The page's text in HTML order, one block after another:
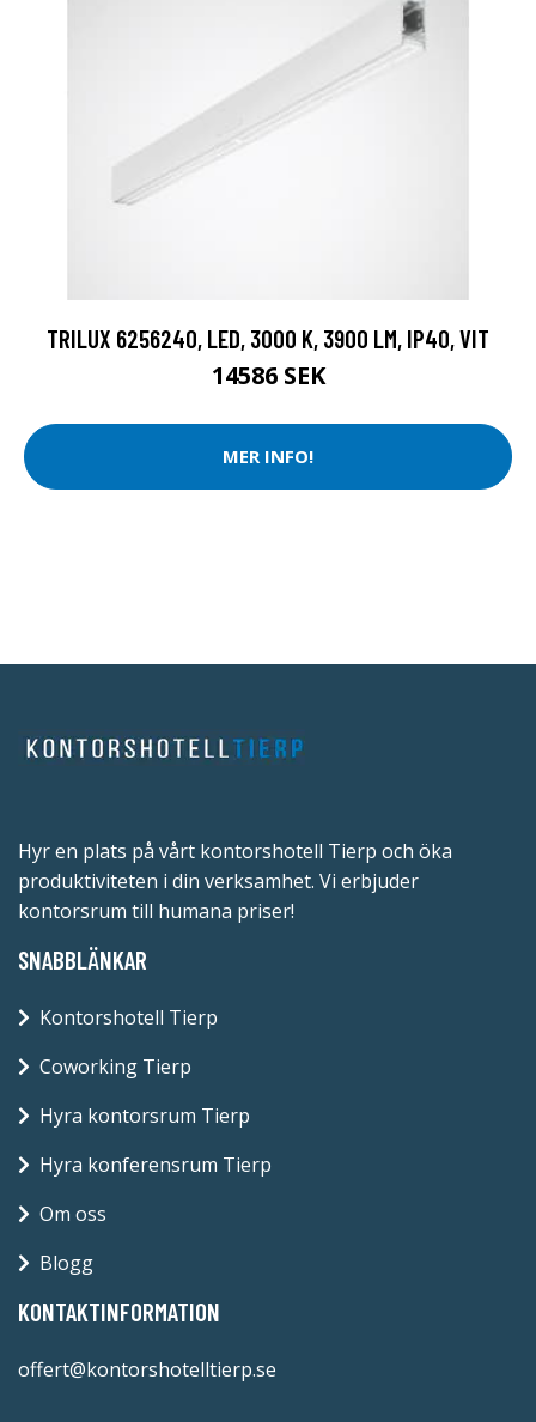
TRILUX 6256240, LED, 3000 K, 3900 LM, IP40, VIT
14586 SEK
MER INFO!
Hyr en plats på vårt kontorshotell Tierp och öka
produktiviteten i din verksamhet. Vi erbjuder
kontorsrum till humana priser!
SNABBLÄNKAR
Kontorshotell Tierp
Coworking Tierp
Hyra kontorsrum Tierp
Hyra konferensrum Tierp
Om oss
Blogg
KONTAKTINFORMATION
offert@kontorshotelltierp.se